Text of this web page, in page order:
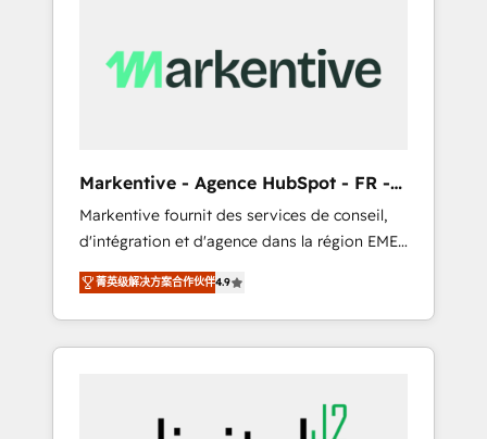
client's are too busy to learn the ins-and-outs
of HubSpot. We give you a Personal
know what you don't know'
recommendations to maximize conversions!
OTF is an Elite Partner (top 1% of 6,500+
Partners) and was named 2023 HubSpot
Partner of the Year 💥 Trusted by 2,500+
companies to help them scale and close
more business, by using HubSpot (the right
www.onthefuze.com/hubspot-admin Contact
us to learn more!
Markentive - Agence HubSpot - FR -
EN
Markentive fournit des services de conseil,
d'intégration et d'agence dans la région EMEA
et North America. Avec plus de 115 experts en
marketing automation, Growth, Revops, CRM
et webdesign. Markentive is both a
consulting firm, a digital agency and an
webdesign (We focus on EMEA - USA
菁英级解决方案合作伙伴4.9